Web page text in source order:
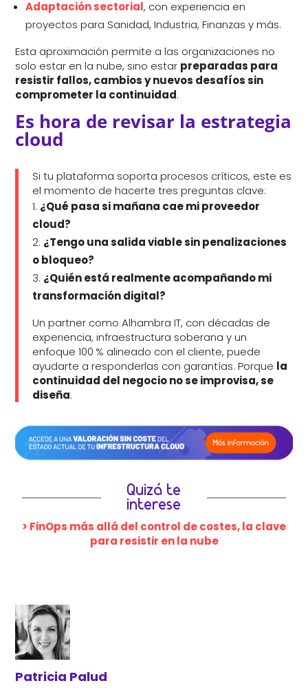
Adaptación sectorial, con experiencia en
proyectos para Sanidad, Industria, Finanzas y más.
Esta aproximación permite a las organizaciones no
solo estar en la nube, sino estar preparadas para
resistir fallos, cambios y nuevos desafíos sin
comprometer la continuidad.
Es hora de revisar la estrategia
cloud
Si tu plataforma soporta procesos críticos, este es
el momento de hacerte tres preguntas clave:
¿Qué pasa si mañana cae mi proveedor
cloud?
¿Tengo una salida viable sin penalizaciones
o bloqueo?
¿Quién está realmente acompañando mi
transformación digital?
Un partner como Alhambra IT, con décadas de
experiencia, infraestructura soberana y un
enfoque 100 % alineado con el cliente, puede
ayudarte a responderlas con garantías. Porque la
continuidad del negocio no se improvisa, se
diseña.
Quizá te
interese
> FinOps más allá del control de costes, la clave
para resistir en la nube
Patricia Palud